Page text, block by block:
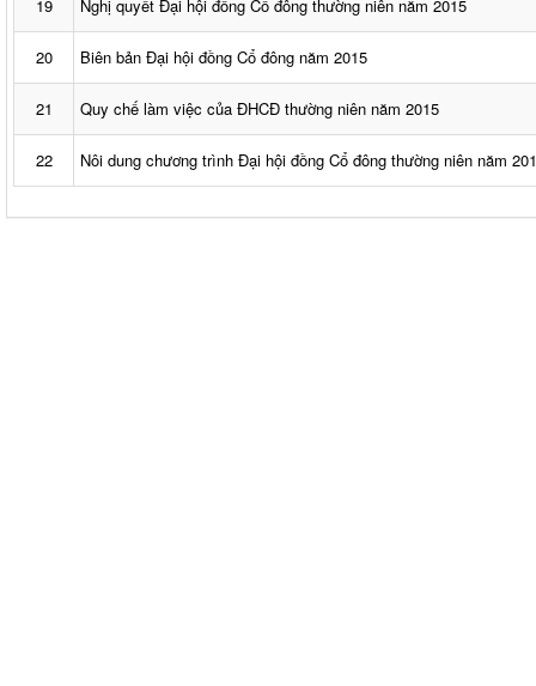
19 Nghị quyết Đại hội đồng Cổ đông thường niên năm 2015
20 Biên bản Đại hội đồng Cổ đông năm 2015
21 Quy chế làm việc của ĐHCĐ thường niên năm 2015
22 Nôi dung chương trình Đại hội đồng Cổ đông thường niên năm